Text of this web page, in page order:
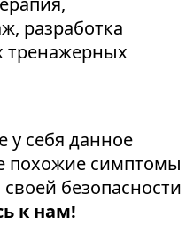
разработка
тренажерных
у себя данное
похожие симптомы
безопасности
к нам!